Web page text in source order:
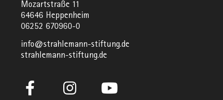
Mozartstraße 11
64646 Heppenheim
06252 670960-0
info@strahlemann-stiftung.de
strahlemann-stiftung.de